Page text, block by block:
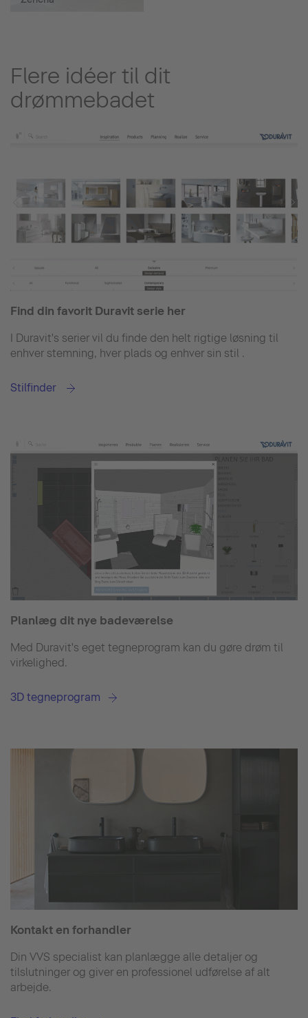
Flere idéer til dit
drømmebadet
Find din favorit Duravit serie her
I Duravit's serier vil du finde den helt rigtige løsning til
enhver stemning, hver plads og enhver sin stil .
Stilfinder
Planlæg dit nye badeværelse
Med Duravit's eget tegneprogram kan du gøre drøm til
virkelighed.
3D tegneprogram
Kontakt en forhandler
Din VVS specialist kan planlægge alle detaljer og
tilslutninger og giver en professionel udførelse af alt
arbejde.